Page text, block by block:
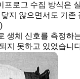
프로그 수집 방식은
지 않으면서도 기
생체 신호를 측정
지 못하고 있었습니